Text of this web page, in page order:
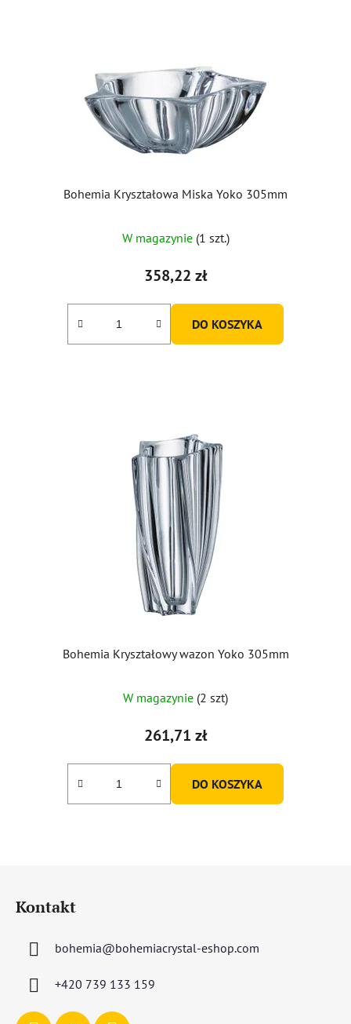
Bohemia Kryształowa Miska Yoko 305mm
ocena
produktu
5,0
W magazynie (1 szt.)
358,22 zł
DO KOSZYKA
Bohemia Kryształowy wazon Yoko 305mm
ocena
produktu
5,0
W magazynie (2 szt)
261,71 zł
DO KOSZYKA
Kontakt
bohemia@bohemiacrystal-eshop.com
+420 739 133 159